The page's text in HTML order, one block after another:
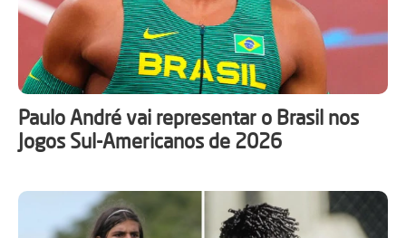
Paulo André vai representar o Brasil nos
Jogos Sul-Americanos de 2026